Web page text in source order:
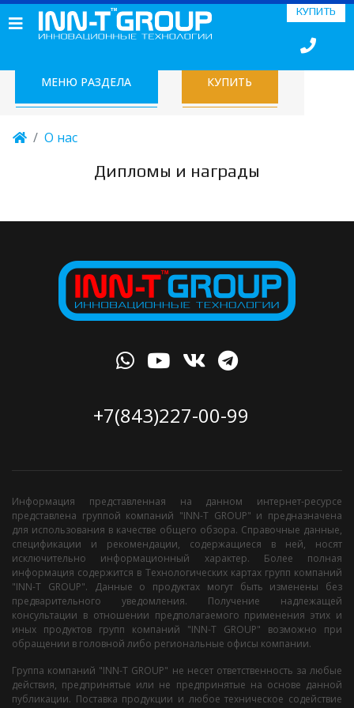
КУПИТЬ
МЕНЮ РАЗДЕЛА КУПИТЬ
О нас
Дипломы и награды
+7(843)227-00-99
Информация представленная на данном интернет-ресурсе
представлена группой компаний "INN-T GROUP" и предназначена
для использования в качестве общего обзора. Справочные данные,
спецификации и рекомендации, содержащиеся в ней, носят
исключительно информационный характер. Более полная
информация содержится в Технологических картах групп компаний
"INN-T GROUP". Данные о продуктах могут быть изменены без
предварительного уведомления. Получение надлежащей
консультации в отношении предполагаемого применения этих и
иных продуктов групп компаний "INN-T GROUP" возможно при
обращении в головной либо региональные офисы компании.
Группа компаний "INN-T GROUP" не несет ответственность за любые
действия, предпринятые или не предпринятые на основе данной
публикации. Поставка продукции и любое техническое содействие